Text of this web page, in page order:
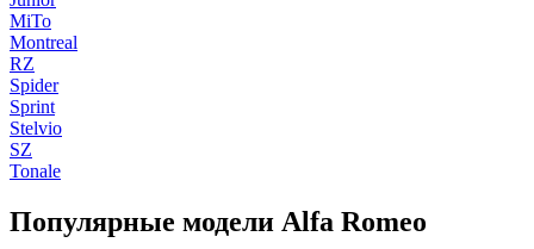
MiTo
Montreal
RZ
Spider
Sprint
Stelvio
SZ
Tonale
Популярные модели Alfa Romeo